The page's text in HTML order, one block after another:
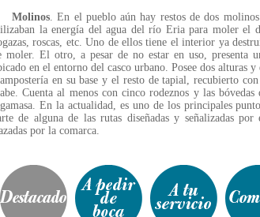
Molinos. En el pueblo aún hay restos de dos
la energía del agua del río Eria para moler el
roscas, etc. Uno de ellos tiene el interior ya
moler. El otro, a pesar de no estar en uso, presenta
en el entorno del casco urbano. Posee dos alturas
en su base y el resto de tapial, recubierto
Cuenta al menos con cinco rodeznos y las
En la actualidad, es uno de los principales
de alguna de las rutas diseñadas y señalizadas
por la comarca.